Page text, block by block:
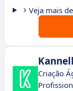
Veja mais
Criação